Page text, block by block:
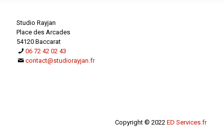
Studio Rayjan
Place des Arcades
54120 Baccarat
06 72 42 02 43
contact@studiorayjan.fr
Copyright © 2022 ED Services.fr